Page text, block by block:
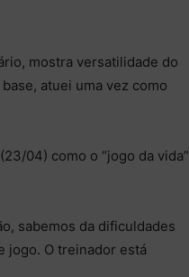
mostra versatilidade do
atuei uma vez como
04) como o “jogo da vida”
sabemos da dificuldades
jogo. O treinador está